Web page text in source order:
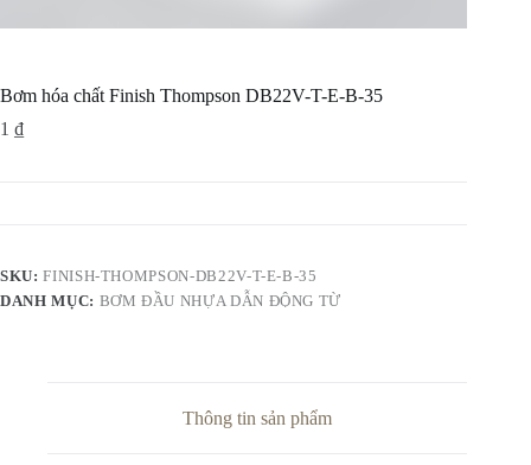
Bơm hóa chất Finish Thompson DB22V-T-E-B-35
1 ₫
SKU:FINISH-THOMPSON-DB22V-T-E-B-35
DANH MỤC: BƠM ĐẦU NHỰA DẪN ĐỘNG TỪ
Thông tin sản phẩm